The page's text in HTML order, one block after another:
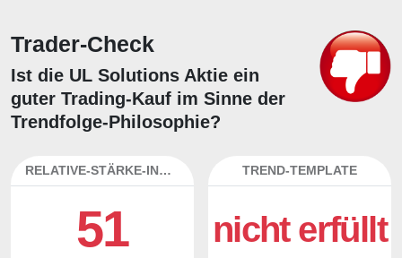
Trader-Check
Ist die UL Solutions Aktie ein
guter Trading-Kauf im Sinne der
Trendfolge-Philosophie?
RELATIVE-STÄRKE-INDEX
51
TREND-TEMPLATE
nicht erfüllt